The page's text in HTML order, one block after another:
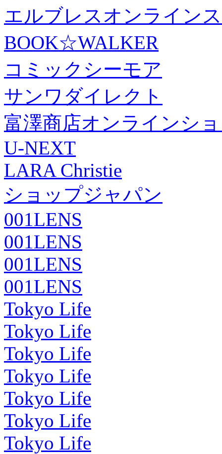
エルブレスオンライン
BOOK☆WALKER
コミックシーモア
サンワダイレクト
富澤商店オンラインシ
U-NEXT
LARA Christie
ショップジャパン
001LENS
001LENS
001LENS
001LENS
Tokyo Life
Tokyo Life
Tokyo Life
Tokyo Life
Tokyo Life
Tokyo Life
Tokyo Life